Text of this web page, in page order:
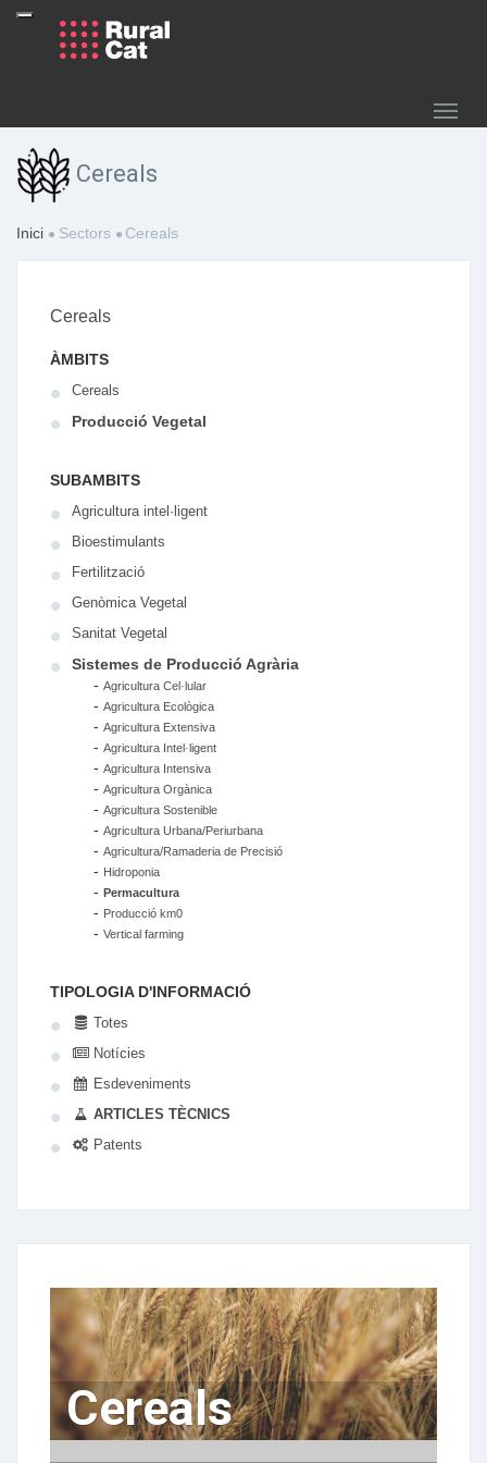
Cereals
Inici Sectors Cereals
Cereals
ÀMBITS
Cereals
Producció Vegetal
SUBAMBITS
Agricultura intel·ligent
Bioestimulants
Fertilització
Genòmica Vegetal
Sanitat Vegetal
Sistemes de Producció Agrària
- Agricultura Cel·lular
- Agricultura Ecològica
- Agricultura Extensiva
- Agricultura Intel·ligent
- Agricultura Intensiva
- Agricultura Orgànica
- Agricultura Sostenible
- Agricultura Urbana/Periurbana
- Agricultura/Ramaderia de Precisió
- Hidroponia
- Permacultura
- Producció km0
- Vertical farming
TIPOLOGIA D'INFORMACIÓ
Totes
Notícies
Esdeveniments
ARTICLES TÈCNICS
Patents
Cereals